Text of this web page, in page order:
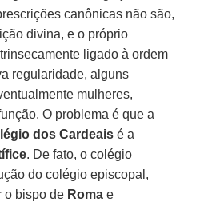
canônicas não são,
divina, e o próprio
ligado à ordem
regularidade, alguns
mulheres,
O problema é que a
dos Cardeais é a
. De fato, o colégio
do colégio episcopal,
o bispo de Roma e